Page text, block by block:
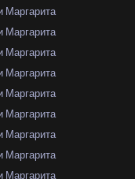
Маргарита
Маргарита
Маргарита
Маргарита
Маргарита
Маргарита
Маргарита
Маргарита
Маргарита